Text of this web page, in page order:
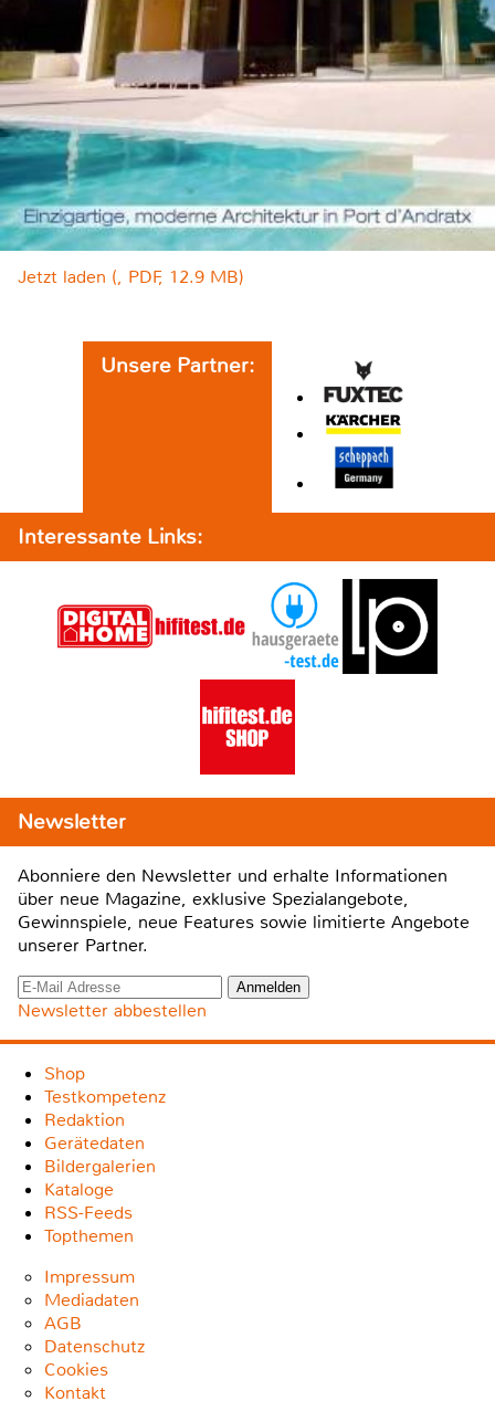
Jetzt laden (, PDF, 12.9 MB)
Unsere Partner:
Interessante Links:
Newsletter
Abonniere den Newsletter und erhalte Informationen
über neue Magazine, exklusive Spezialangebote,
Gewinnspiele, neue Features sowie limitierte Angebote
unserer Partner.
Newsletter abbestellen
Shop
Testkompetenz
Redaktion
Gerätedaten
Bildergalerien
Kataloge
RSS-Feeds
Topthemen
Impressum
Mediadaten
AGB
Datenschutz
Cookies
Kontakt